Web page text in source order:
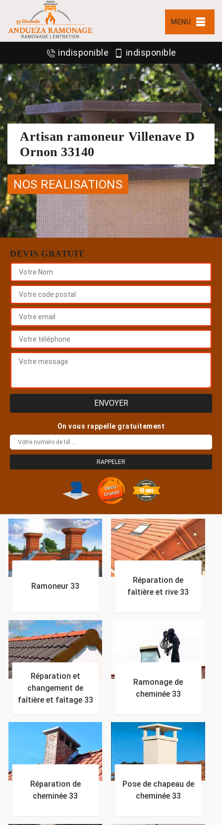
MENU
indisponible indisponible
Artisan ramoneur Villenave D
Ornon 33140
NOS REALISATIONS
DEVIS GRATUIT
On vous rappelle gratuitement
Ramoneur 33
Réparation de
faîtière et rive 33
Réparation et
changement de
faîtière et faîtage 33
Ramonage de
cheminée 33
Réparation de
cheminée 33
Pose de chapeau de
cheminée 33